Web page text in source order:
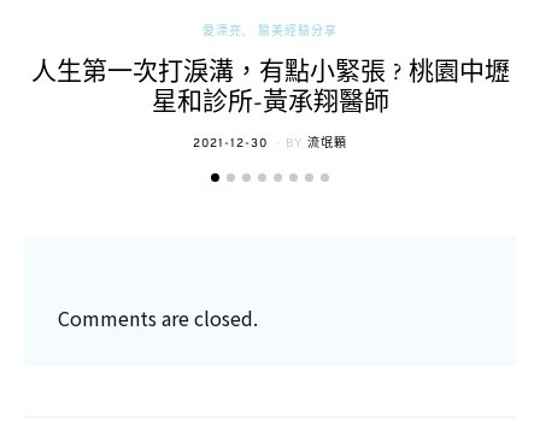
愛漂亮 醫美經驗分享
人生第一次打淚溝，有點小緊張 ? 桃園中壢
星和診所-黃承翔醫師
POSTED
2021-12-30 BY 流氓顆
Comments are closed.